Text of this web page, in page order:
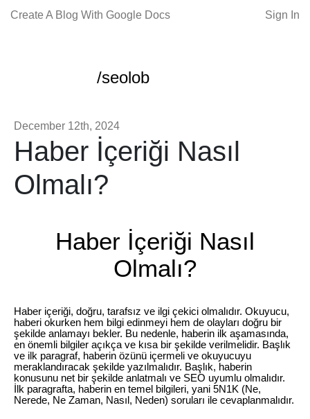
Create A Blog With Google Docs Sign In
/seolob
December 12th, 2024
Haber İçeriği Nasıl
Olmalı?
Haber İçeriği Nasıl
Olmalı?
Haber içeriği, doğru, tarafsız ve ilgi çekici olmalıdır. Okuyucu,
haberi okurken hem bilgi edinmeyi hem de olayları doğru bir
şekilde anlamayı bekler. Bu nedenle, haberin ilk aşamasında,
en önemli bilgiler açıkça ve kısa bir şekilde verilmelidir. Başlık
ve ilk paragraf, haberin özünü içermeli ve okuyucuyu
meraklandıracak şekilde yazılmalıdır. Başlık, haberin
konusunu net bir şekilde anlatmalı ve SEO uyumlu olmalıdır.
İlk paragrafta, haberin en temel bilgileri, yani 5N1K (Ne,
Nerede, Ne Zaman, Nasıl, Neden) soruları ile cevaplanmalıdır.